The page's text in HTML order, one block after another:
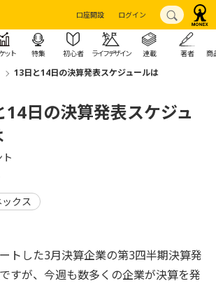
口座開設 ログイン
ット 特集 初心者 ライフデザイン 連載 著者 商
13日と14日の決算発表スケジュールは
14日の決算発表スケジュ
クス
トした3月決算企業の第3四半期決算発
すが、今週も数多くの企業が決算を発